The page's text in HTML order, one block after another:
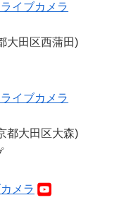
イブカメラ
大田区西蒲田)
イブカメラ
都大田区大森)
メラ